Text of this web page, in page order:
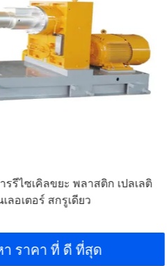
รรีไซเคิลขยะ พลาสติก เปลเลติ
ลอเตอร์ สกรูเดียว
า ราคา ที่ ดี ที่สุด